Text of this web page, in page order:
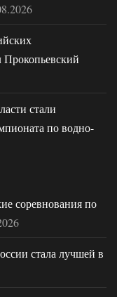
Прокопьевский
стали
по водно-
соревнования по
стала лучшей в